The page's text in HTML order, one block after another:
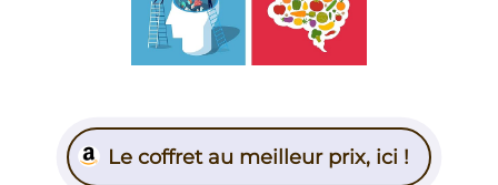
Le coffret au meilleur prix, ici !